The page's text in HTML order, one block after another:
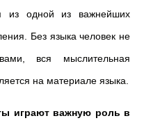
из одной из важнейших
Без языка человек не
вся мыслительная
на материале языка.
играют важную роль в